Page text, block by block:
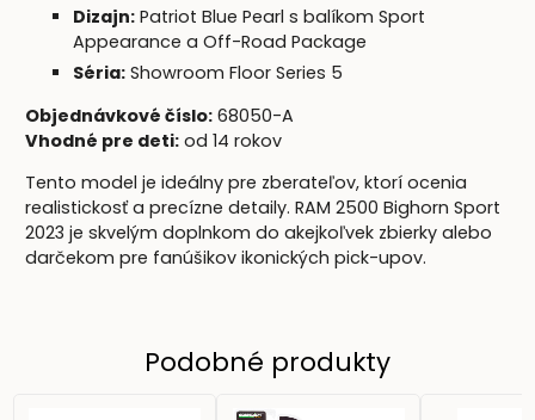
Dizajn: Patriot Blue Pearl s balíkom Sport
Appearance a Off-Road Package
Séria: Showroom Floor Series 5
Objednávkové číslo: 68050-A
Vhodné pre deti: od 14 rokov
Tento model je ideálny pre zberateľov, ktorí ocenia
realistickosť a precízne detaily. RAM 2500 Bighorn Sport
2023 je skvelým doplnkom do akejkoľvek zbierky alebo
darčekom pre fanúšikov ikonických pick-upov.
Podobné produkty